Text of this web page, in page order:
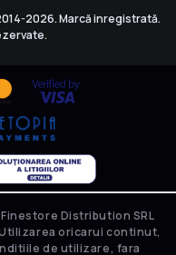
2026. Marcă inregistrată.
Distribution SRL
oricarui continut,
de utilizare, fara